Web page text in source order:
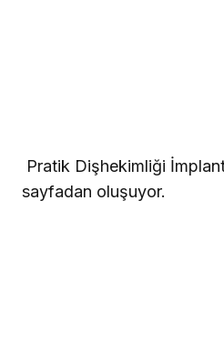
 Pratik Dişhekimliği
sayfadan oluşuyor.